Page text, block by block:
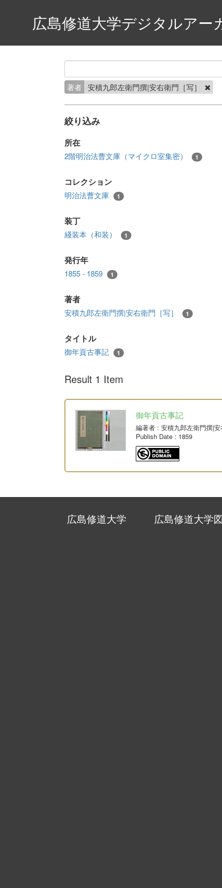
広島修道大学デジタルアー
著者 安積九郎左衛門撰|安右衛門［写］
絞り込み
所在
2階明治法曹文庫（マイクロ室集密） 1
コレクション
明治法曹文庫 1
装丁
綫装本（和装） 1
発行年
1855 - 1859 1
著者
安積九郎左衛門撰|安右衛門［写］ 1
タイトル
御年貢古事記 1
Result 1 Item
御年貢古事記
編著者 : 安積九郎左衛門撰|
Publish Date : 1859
広島修道大学 広島修道大学